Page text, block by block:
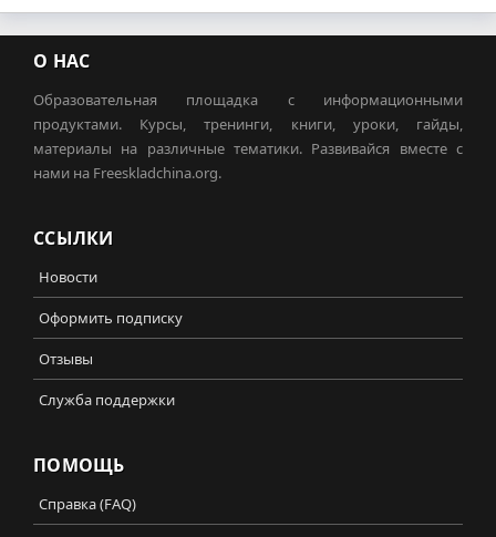
О НАС
Образовательная площадка с информационными
продуктами. Курсы, тренинги, книги, уроки, гайды,
материалы на различные тематики. Развивайся вместе с
нами на Freeskladchina.org.
ССЫЛКИ
Новости
Оформить подписку
Отзывы
Служба поддержки
ПОМОЩЬ
Справка (FAQ)